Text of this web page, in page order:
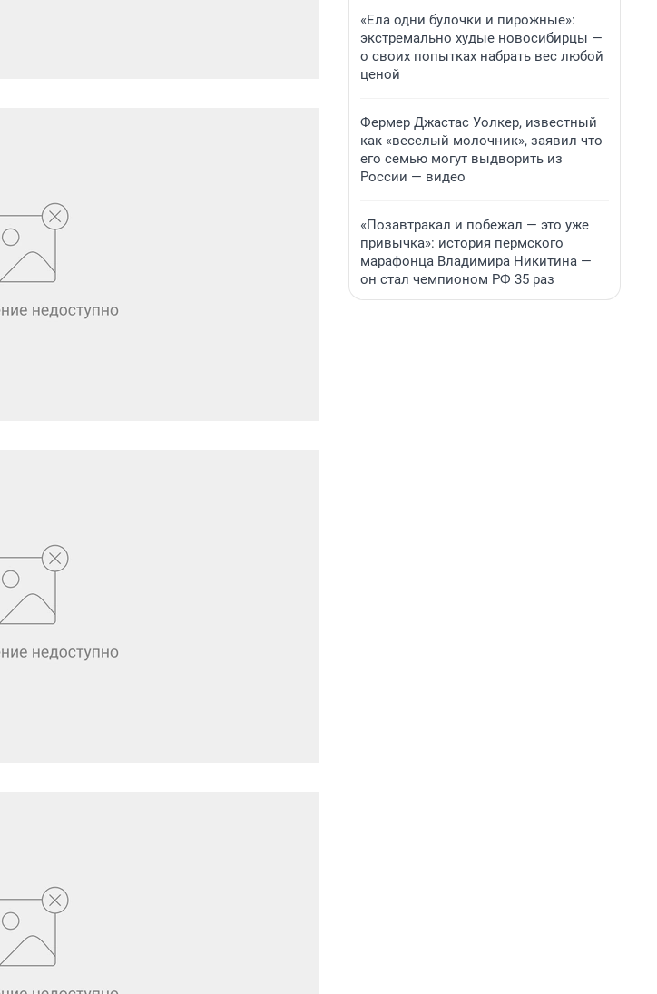
«Ела одни булочки и пирожные»:
экстремально худые новосибирцы —
о своих попытках набрать вес любой
ценой
Фермер Джастас Уолкер, известный
как «веселый молочник», заявил что
его семью могут выдворить из
России — видео
«Позавтракал и побежал — это уже
привычка»: история пермского
марафонца Владимира Никитина —
он стал чемпионом РФ 35 раз